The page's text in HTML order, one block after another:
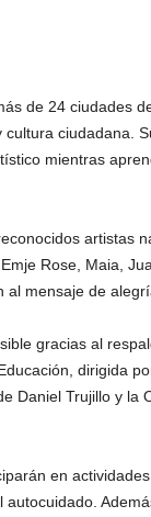
de 24 ciudades
ciudadana.
mientras
artistas
Rose, Maia,
mensaje de
gracias al
dirigida
Daniel Trujillo y la
en